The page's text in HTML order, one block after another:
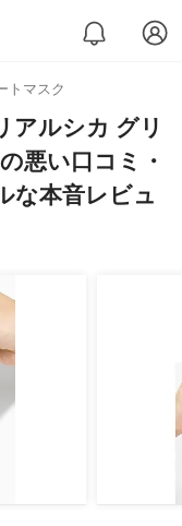
トマスク
アルシカ グリ
悪い口コミ・
な本音レビュ